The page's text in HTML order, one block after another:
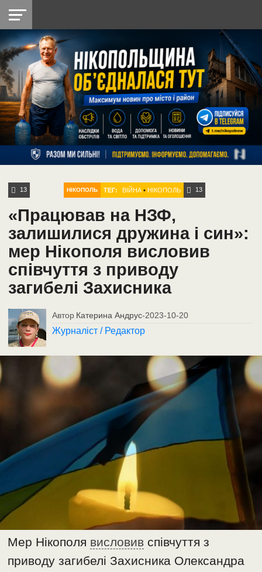
НІКОПОЛЬ
РАЙОН
СІЧЕСЛАВСЬКА
УКРАЇНА
РЕТРО
НІКОПОЛЬ
ЛАЙТ
УКРАЇНА
ДОПОМОГА
РАДІО
13 НІКОПОЛЬ ТЕГ: ВІЙНА •НІКОПОЛЬ 13
«Працював на НЗФ,
залишилися дружина і син»:
мер Нікополя висловив
співчуття з приводу
загибелі Захисника
Автор Катерина Андрус-2023-10-20
Журналіст / Редактор
Мер Нікополя висловив співчуття з
приводу загибелі Захисника Олександра